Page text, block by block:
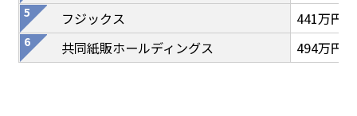
フジックス
441万円
共同紙販ホールディングス
494万円